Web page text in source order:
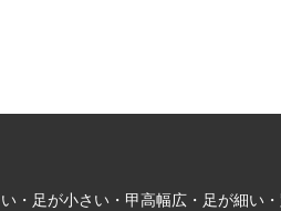
・足が小さい・甲高幅広・足が細い